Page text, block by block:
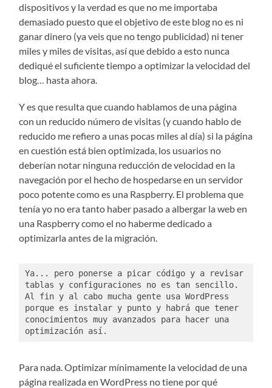
dispositivos y la verdad es que no me importaba
demasiado puesto que el objetivo de este blog no es ni
ganar dinero (ya veis que no tengo publicidad) ni tener
miles y miles de visitas, así que debido a esto nunca
dediqué el suficiente tiempo a optimizar la velocidad del
blog… hasta ahora.
Y es que resulta que cuando hablamos de una página
con un reducido número de visitas (y cuando hablo de
reducido me refiero a unas pocas miles al día) si la página
en cuestión está bien optimizada, los usuarios no
deberían notar ninguna reducción de velocidad en la
navegación por el hecho de hospedarse en un servidor
poco potente como es una Raspberry. El problema que
tenía yo no era tanto haber pasado a albergar la web en
una Raspberry como el no haberme dedicado a
optimizarla antes de la migración.
Ya... pero ponerse a picar código y a revisar
tablas y configuraciones no es tan sencillo.
Al fin y al cabo mucha gente usa WordPress
porque es instalar y punto y habrá que tener
conocimientos muy avanzados para hacer una
optimización así.
Para nada. Optimizar mínimamente la velocidad de una
página realizada en WordPress no tiene por qué